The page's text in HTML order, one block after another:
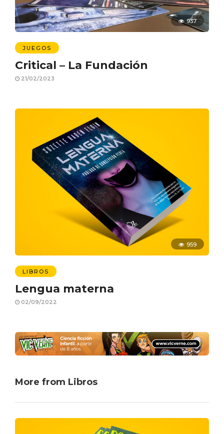
937
JUEGOS
Critical – La Fundación
21/02/2023
959
LIBROS
Lengua materna
02/09/2022
More from Libros